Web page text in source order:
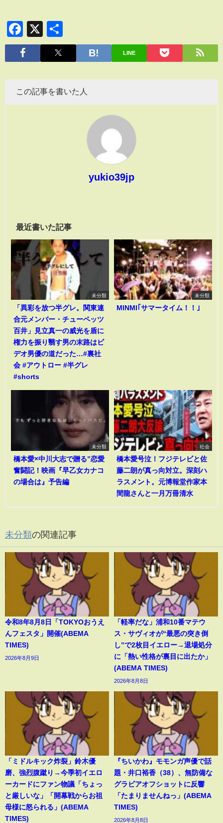
Facebook
X
有
LINE
この記事を書いた人
yukio39jp
最近書いた記事
未分類
「異彩を放つ半グレ。関東連
合元メンバー・チューペッツ
百井」見立真一の威光を盾に
権力を振り翳す男の末路はビ
デオ男優の道だった…#裏社
会 #アウトロー #半グレ
#shorts
未分類
MINMI｢サマータイム！！｣
未分類
橋本愛×中川大志で贈る”恋愛
奮闘記！映画『早乙女カナコ
の場合は』予告編
社会
橋本愛号泣！フジテレビと佐
藤二朗が真っ向対立。深刻ハ
ラスメント。元博報堂作家本
間龍さんと一月万冊清水
未分類の関連記事
令和8年8月8日「TOKYOおうえ
んフェスタ」開催(ABEMA
TIMES)
2026年8月9日
「軽率だな」浦和10番マテウ
ス・サヴィオが“最悪の突き倒
し”で2枚目イエロー→退場処分
に「熱い性格が裏目に出たか」
(ABEMA TIMES)
2026年8月8日
「ミドルキック炸裂」鈴木優
磨、強烈腹蹴り→今季初イエロ
ーカードにファン物議「ちょっ
と厳しいな」「開幕戦からお祖
母様に怒られる」(ABEMA
TIMES)
『ちいかわ』モモンガ声優で話
題・井口裕香（38）、無防備な
グラビアオフショットに反響
「たまりませんねっ」(ABEMA
TIMES)
2026年8月8日